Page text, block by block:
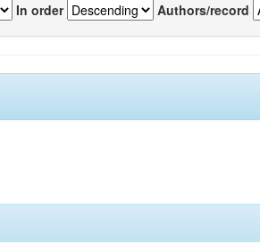
In order Authors/record